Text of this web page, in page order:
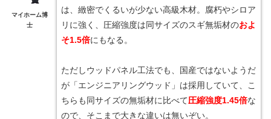
マイホーム博
士
は、緻密でくるいが少ない高級木材。腐朽やシロア
リに強く、圧縮強度は同サイズのスギ無垢材のおよ
そ1.5倍にもなる。
ただしウッドパネル工法でも、国産ではないようだ
が「エンジニアリングウッド」は採用していて、こ
ちらも同サイズの無垢材に比べて圧縮強度1.45倍な
ので、そこまで大きな違いは無いぞい。